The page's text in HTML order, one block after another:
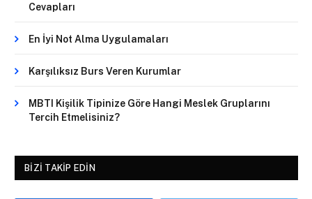
Cevapları
En İyi Not Alma Uygulamaları
Karşılıksız Burs Veren Kurumlar
MBTI Kişilik Tipinize Göre Hangi Meslek Gruplarını
Tercih Etmelisiniz?
BIZI TAKIP EDIN